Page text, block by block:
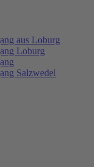
aus Loburg
Loburg
Salzwedel